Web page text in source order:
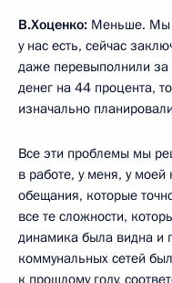
В.Хоценко: Меньше. Мы
у нас есть, сейчас
даже перевыполнили за
денег на 44 процента,
изначально
Все эти проблемы мы
в работе, у меня, у
обещания, которые
все те сложности,
динамика была видна и
коммунальных сетей